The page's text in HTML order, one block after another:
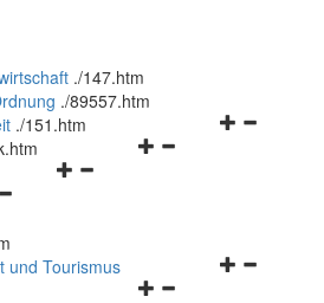
./147.htm
./89557.htm
Navigationsmenü
./151.htm
Navigationsmenü
Navigationsmenü
und Tourismus